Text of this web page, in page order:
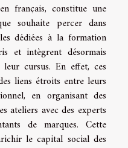
français, constitue une
souhaite percer dans
dédiées à la formation
et intègrent désormais
cursus. En effet, ces
liens étroits entre leurs
en organisant des
ateliers avec des experts
de marques. Cette
le capital social des